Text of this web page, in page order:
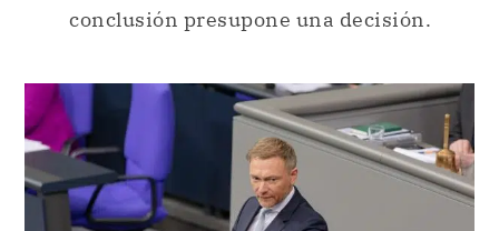
conclusión presupone una decisión.